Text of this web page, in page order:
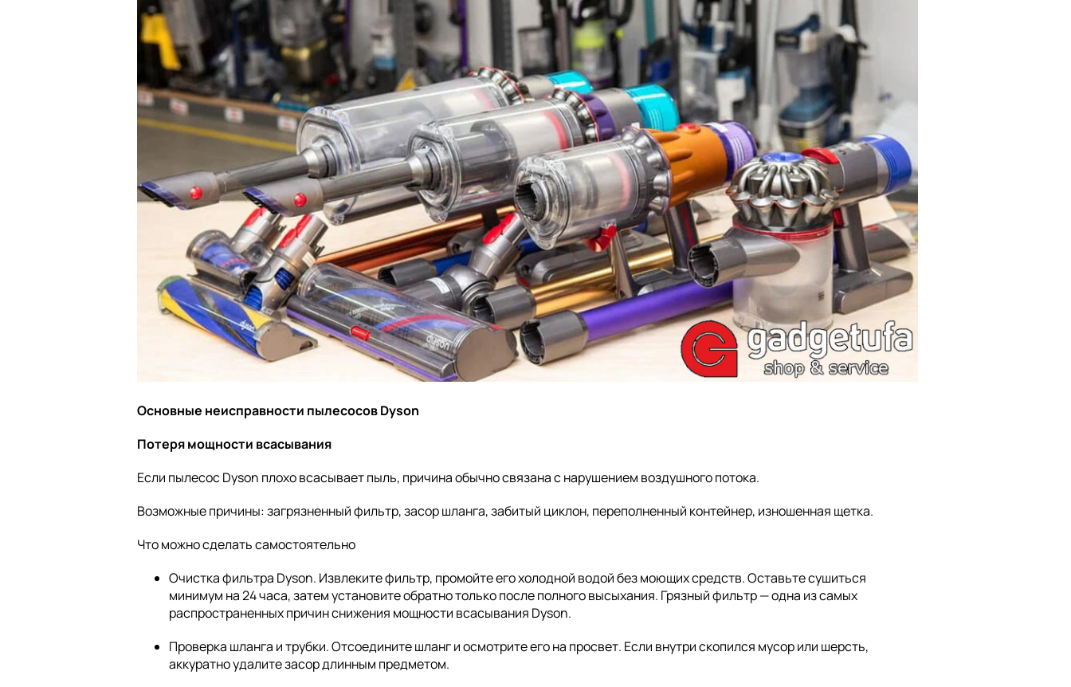
Основные неисправности пылесосов Dyson
Потеря мощности всасывания
Если пылесос Dyson плохо всасывает пыль, причина обычно связана с нарушением воздушного потока.
Возможные причины: загрязненный фильтр, засор шланга, забитый циклон, переполненный контейнер, изношенная щетка.
Что можно сделать самостоятельно
Очистка фильтра Dyson. Извлеките фильтр, промойте его холодной водой без моющих средств. Оставьте сушиться
минимум на 24 часа, затем установите обратно только после полного высыхания. Грязный фильтр — одна из самых
распространенных причин снижения мощности всасывания Dyson.
Проверка шланга и трубки. Отсоедините шланг и осмотрите его на просвет. Если внутри скопился мусор или шерсть,
аккуратно удалите засор длинным предметом.